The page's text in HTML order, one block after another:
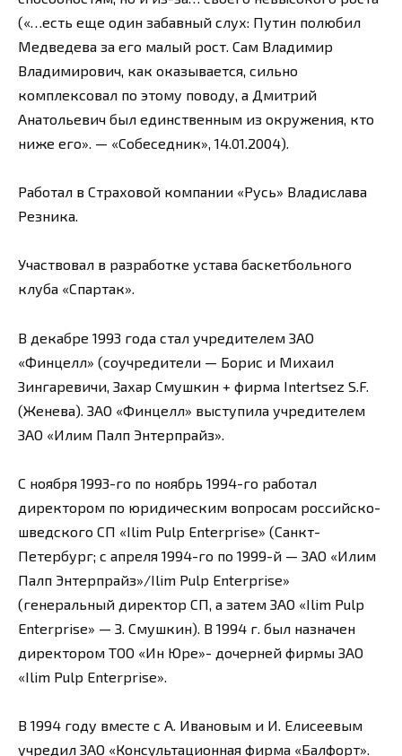
(«…есть еще один забавный слух: Путин полюбил
Медведева за его малый рост. Сам Владимир
Владимирович, как оказывается, сильно
комплексовал по этому поводу, а Дмитрий
Анатольевич был единственным из окружения, кто
ниже его». — «Собеседник», 14.01.2004).
Работал в Страховой компании «Русь» Владислава
Резника.
Участвовал в разработке устава баскетбольного
клуба «Спартак».
В декабре 1993 года стал учредителем ЗАО
«Финцелл» (соучредители — Борис и Михаил
Зингаревичи, Захар Смушкин + фирма Intertsez S.F.
(Женева). ЗАО «Финцелл» выступила учредителем
ЗАО «Илим Палп Энтерпрайз».
С ноября 1993-го по ноябрь 1994-го работал
директором по юридическим вопросам российско-
шведского СП «Ilim Pulp Enterprise» (Санкт-
Петербург; с апреля 1994-го по 1999-й — ЗАО «Илим
Палп Энтерпрайз»/Ilim Pulp Enterprise»
(генеральный директор СП, а затем ЗАО «Ilim Pulp
Enterprise» — З. Смушкин). В 1994 г. был назначен
директором ТОО «Ин Юре»- дочерней фирмы ЗАО
«Ilim Pulp Enterprise».
В 1994 году вместе с А. Ивановым и И. Елисеевым
учредил ЗАО «Консультационная фирма «Балфорт».